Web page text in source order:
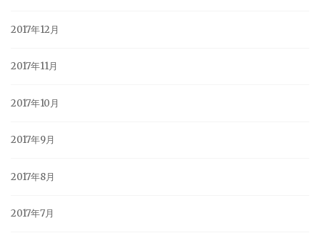
2017年12月
2017年11月
2017年10月
2017年9月
2017年8月
2017年7月